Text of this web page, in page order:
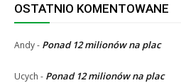
OSTATNIO KOMENTOWANE
Andy- Ponad 12 milionów na plac
Ucych - Ponad 12 milionów na plac